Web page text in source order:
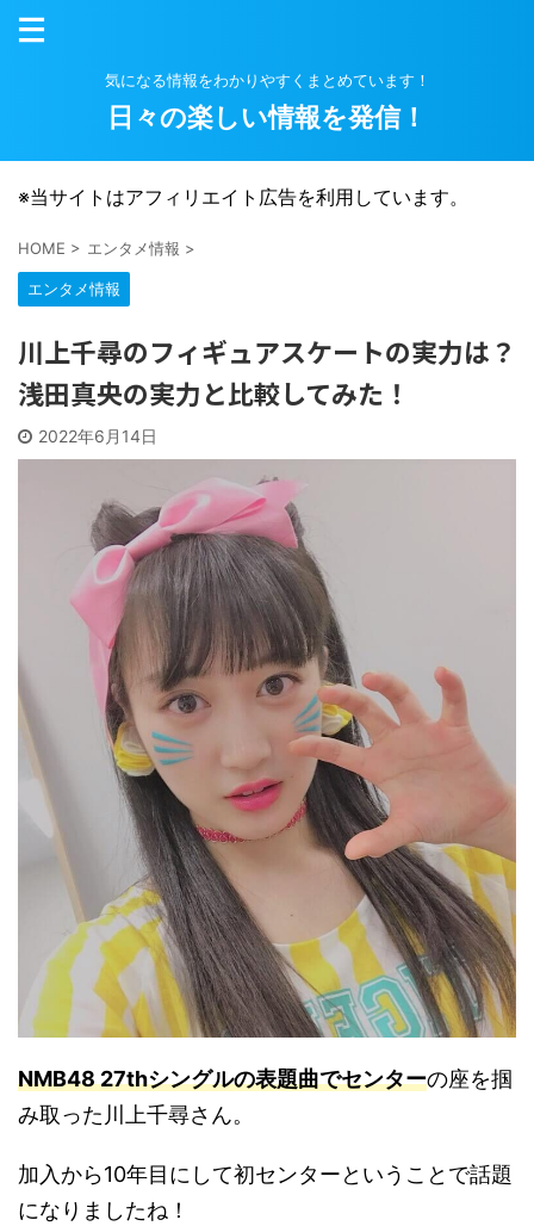
気になる情報をわかりやすくまとめています！
日々の楽しい情報を発信！
※当サイトはアフィリエイト広告を利用しています。
HOME > エンタメ情報 >
エンタメ情報
川上千尋のフィギュアスケートの実力は？
浅田真央の実力と比較してみた！
2022年6月14日
NMB48 27thシングルの表題曲でセンターの座を掴
み取った川上千尋さん。
加入から10年目にして初センターということで話題
になりましたね！